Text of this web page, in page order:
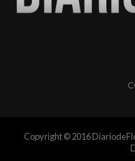
Copyright © 2016